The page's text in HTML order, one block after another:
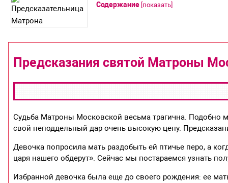
Содержание показать
Предсказания святой Матроны
Судьба Матроны Московской весьма трагична.
свой неподдельный дар очень высокую цену.
Девочка попросила мать раздобыть ей птичье перо, а
царя нашего обдерут». Сейчас мы постараемся узнать
Избранной девочка была еще до своего рождения: ее